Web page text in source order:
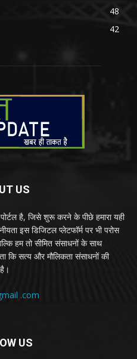
48
42
US
है, जिसे शुरू करने के पीछे हमारा यही
इस डिजिटल प्लेटफॉर्म पर भी परोस
हम तो सीमित संसाधनों के साथ
कि सत्य और मौलिकता संसाधनों की
.com
US